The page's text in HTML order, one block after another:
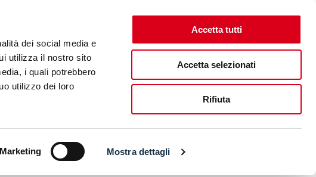
dei social media e
utilizza il nostro sito
i quali potrebbero
utilizzo dei loro
Marketing Mostra dettagli
Accetta tutti
Accetta selezionati
Rifiuta